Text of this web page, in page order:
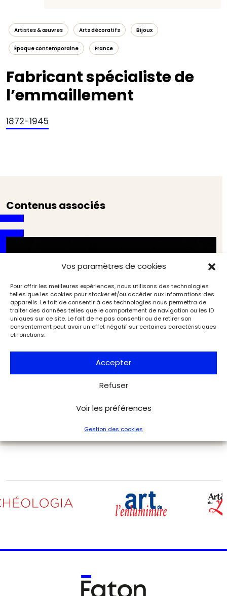
Vos paramètres de cookies
Pour offrir les meilleures expériences, nous utilisons des technologies
telles que les cookies pour stocker et/ou accéder aux informations des
appareils. Le fait de consentir à ces technologies nous permettra de
traiter des données telles que le comportement de navigation ou les ID
uniques sur ce site. Le fait de ne pas consentir ou de retirer son
consentement peut avoir un effet négatif sur certaines caractéristiques
et fonctions.
Accepter
Refuser
Voir les préférences
Gestion des cookies
Artistes & œuvres Arts décoratifs Bijoux
Époque contemporaine France
Fabricant spécialiste de
l’emmaillement
1872-1945
Contenus associés
Adjugé ! Un chef‑d’œuvre signé Cartier :
L'Objet d'Art